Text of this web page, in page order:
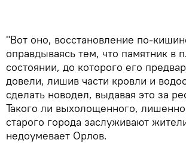
"Вот оно, восстановление по-
оправдываясь тем, что памятник в
состоянии, до которого его
довели, лишив части кровли и
сделать новодел, выдавая это за
Такого ли выхолощенного,
старого города заслуживают
недоумевает Орлов.